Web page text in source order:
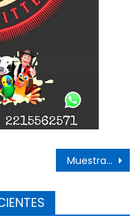
Muestras interactivas, charlas y cine temático para celebrar el Día de la Luz